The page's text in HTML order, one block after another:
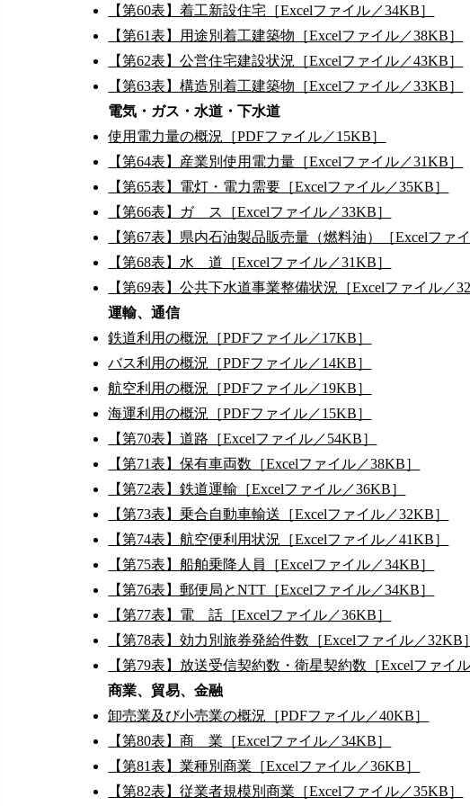
【第60表】着工新設住宅［Excelファイル／34KB］
【第61表】用途別着工建築物［Excelファイル／38KB］
【第62表】公営住宅建設状況［Excelファイル／43KB］
【第63表】構造別着工建築物［Excelファイル／33KB］
電気・ガス・水道・下水道
使用電力量の概況［PDFファイル／15KB］
【第64表】産業別使用電力量［Excelファイル／31KB］
【第65表】電灯・電力需要［Excelファイル／35KB］
【第66表】ガ ス［Excelファイル／33KB］
【第67表】県内石油製品販売量（燃料油）［Excelファ
【第68表】水 道［Excelファイル／31KB］
【第69表】公共下水道事業整備状況［Excelファイル／
運輸、通信
鉄道利用の概況［PDFファイル／17KB］
バス利用の概況［PDFファイル／14KB］
航空利用の概況［PDFファイル／19KB］
海運利用の概況［PDFファイル／15KB］
【第70表】道路［Excelファイル／54KB］
【第71表】保有車両数［Excelファイル／38KB］
【第72表】鉄道運輸［Excelファイル／36KB］
【第73表】乗合自動車輸送［Excelファイル／32KB］
【第74表】航空便利用状況［Excelファイル／41KB］
【第75表】船舶乗降人員［Excelファイル／34KB］
【第76表】郵便局とNTT［Excelファイル／34KB］
【第77表】電 話［Excelファイル／36KB］
【第78表】効力別旅券発給件数［Excelファイル／32KB］
【第79表】放送受信契約数・衛星契約数［Excelファイ
商業、貿易、金融
卸売業及び小売業の概況［PDFファイル／40KB］
【第80表】商 業［Excelファイル／34KB］
【第81表】業種別商業［Excelファイル／36KB］
【第82表】従業者規模別商業［Excelファイル／35KB］